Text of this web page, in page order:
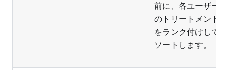
前に、各ユーザー
のトリートメント
をランク付けして
ソートします。